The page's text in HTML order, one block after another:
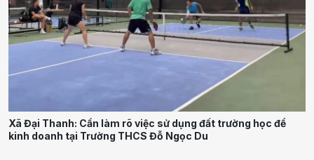
Xã Đại Thanh: Cần làm rõ việc sử dụng đất trường học để
kinh doanh tại Trường THCS Đỗ Ngọc Du